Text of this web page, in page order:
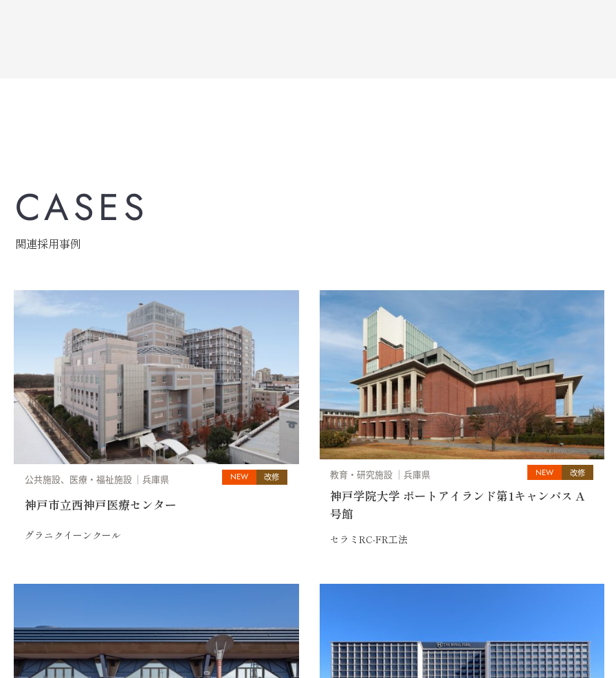
CASES
関連採用事例
公共施設、医療・福祉施設 兵庫県 NEW 改修
神戸市立西神戸医療センター
グラニクイーンクール
教育・研究施設 兵庫県 NEW 改修
神戸学院大学 ポートアイランド第1キャンパス A
号館
セラミRC-FR工法